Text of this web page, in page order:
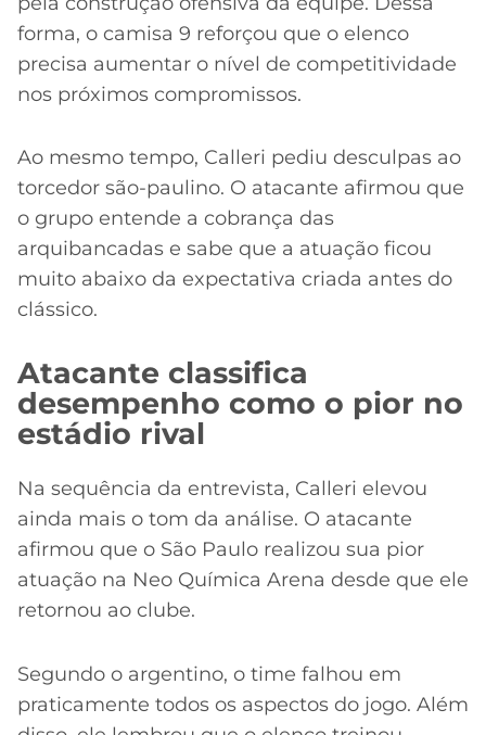
forma, o camisa 9 reforçou que o elenco
precisa aumentar o nível de competitividade
nos próximos compromissos.
Ao mesmo tempo, Calleri pediu desculpas ao
torcedor são-paulino. O atacante afirmou que
o grupo entende a cobrança das
arquibancadas e sabe que a atuação ficou
muito abaixo da expectativa criada antes do
clássico.
Atacante classifica
desempenho como o pior no
estádio rival
Na sequência da entrevista, Calleri elevou
ainda mais o tom da análise. O atacante
afirmou que o São Paulo realizou sua pior
atuação na Neo Química Arena desde que ele
retornou ao clube.
Segundo o argentino, o time falhou em
praticamente todos os aspectos do jogo. Além